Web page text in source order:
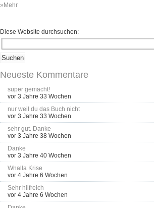
»Mehr
Diese Website durchsuchen:
Neueste Kommentare
super gemacht!
vor 3 Jahre 33 Wochen
nur weil du das Buch nicht
vor 3 Jahre 33 Wochen
sehr gut. Danke
vor 3 Jahre 38 Wochen
Danke
vor 3 Jahre 40 Wochen
Whalla Krise
vor 4 Jahre 6 Wochen
Sehr hilfreich
vor 4 Jahre 6 Wochen